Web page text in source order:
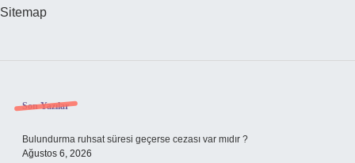
Sitemap
Sidebar
Son Yazılar
Bulundurma ruhsat süresi geçerse cezası var mıdır ?
Ağustos 6, 2026